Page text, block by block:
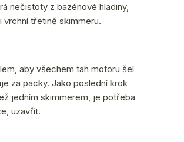
nečistoty z bazénové hladiny,
vrchní třetině skimmeru.
aby všechem tah motoru šel
za packy. Jako poslední krok
jedním skimmerem, je potřeba
uzavřít.